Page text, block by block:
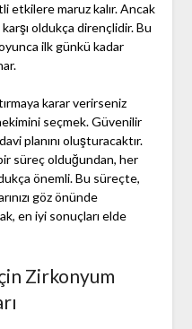
etkilere maruz kalır. Ancak
oldukça dirençlidir. Bu
ilk günkü kadar
karar verirseniz
seçmek. Güvenilir
planını oluşturacaktır.
süreç olduğundan, her
önemli. Bu süreçte,
göz önünde
en iyi sonuçları elde
Zirkonyum